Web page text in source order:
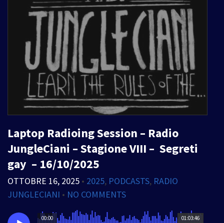
Laptop Radioing Session – Radio
JungleCiani – Stagione VIII – Segreti
gay – 16/10/2025
OTTOBRE 16, 2025 • 2025, PODCASTS, RADIO
JUNGLECIANI • NO COMMENTS
01:03:46
00:00